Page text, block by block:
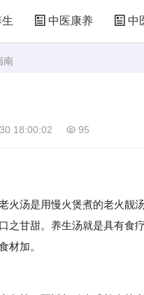
中医康养 中
南
18:00:02 95
汤是用慢火煲煮的老火靓
之甘甜。养生汤就是具有食
材加。